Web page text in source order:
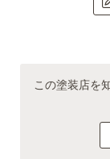
この塗装店を